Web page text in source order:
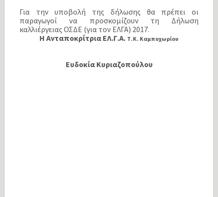
Για την υποβολή της δήλωσης θα πρέπει οι
παραγωγοί να προσκομίζουν τη Δήλωση
καλλιέργειας ΟΣΔΕ (για τον ΕΛΓΑ) 2017.
Η Ανταποκρίτρια ΕΛ.Γ.Α. Τ.Κ. Καμποχωρίου
Ευδοκία Κυριαζοπούλου